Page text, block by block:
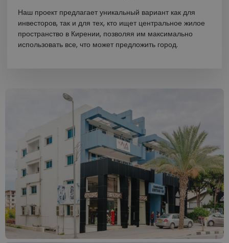
Наш проект предлагает уникальный вариант как для
инвесторов, так и для тех, кто ищет центральное жилое
пространство в Кирении, позволяя им максимально
использовать все, что может предложить город.